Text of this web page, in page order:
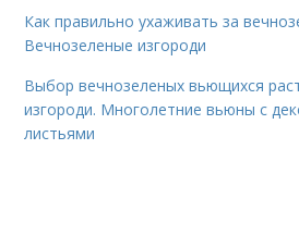
Как правильно ухаживать за
Вечнозеленые изгороди
Выбор вечнозеленых вьющихся
изгороди. Многолетние вьюны с
листьями